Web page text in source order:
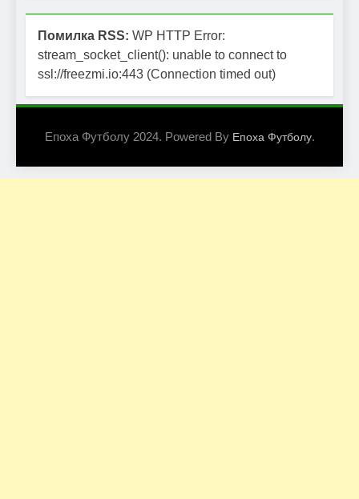
Помилка RSS: WP HTTP Error:
stream_socket_client(): unable to connect to
ssl://freezmi.io:443 (Connection timed out)
Епоха Футболу 2024. Powered By Епоха Футболу.